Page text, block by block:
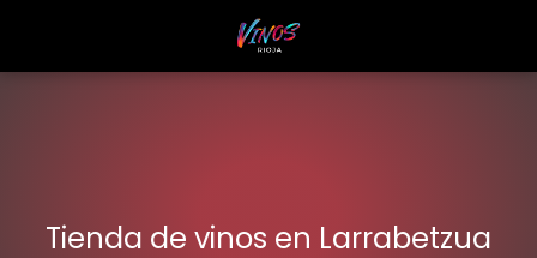
Tienda de vinos en Larrabetzua